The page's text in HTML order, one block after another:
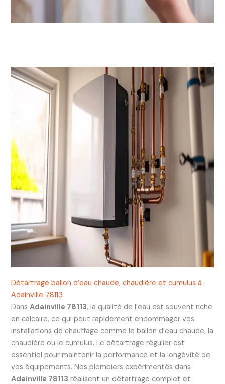
Détartrage ballon d’eau chaude, chaudière et cumulus à
Adainville 78113
Dans Adainville 78113, la qualité de l’eau est souvent riche
en calcaire, ce qui peut rapidement endommager vos
installations de chauffage comme le ballon d’eau chaude, la
chaudière ou le cumulus. Le détartrage régulier est
essentiel pour maintenir la performance et la longévité de
vos équipements. Nos plombiers expérimentés dans
Adainville 78113 réalisent un détartrage complet et